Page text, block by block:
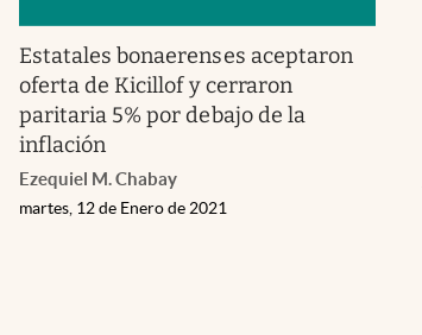
Estatales bonaerenses aceptaron
oferta de Kicillof y cerraron
paritaria 5% por debajo de la
inflación
Ezequiel M. Chabay
martes, 12 de Enero de 2021